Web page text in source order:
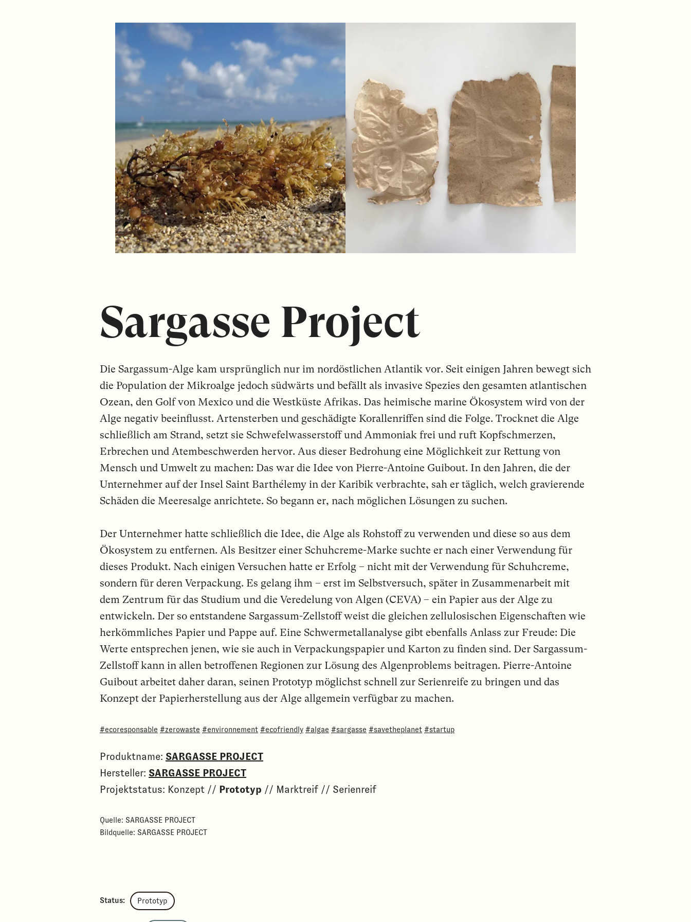
Sargasse Project
Die Sargassum-Alge kam ursprünglich nur im nordöstlichen Atlantik vor. Seit einigen Jahren bewegt sich
die Population der Mikroalge jedoch südwärts und befällt als invasive Spezies den gesamten atlantischen
Ozean, den Golf von Mexico und die Westküste Afrikas. Das heimische marine Ökosystem wird von der
Alge negativ beeinflusst. Artensterben und geschädigte Korallenriffen sind die Folge. Trocknet die Alge
schließlich am Strand, setzt sie Schwefelwasserstoff und Ammoniak frei und ruft Kopfschmerzen,
Erbrechen und Atembeschwerden hervor. Aus dieser Bedrohung eine Möglichkeit zur Rettung von
Mensch und Umwelt zu machen: Das war die Idee von Pierre-Antoine Guibout. In den Jahren, die der
Unternehmer auf der Insel Saint Barthélemy in der Karibik verbrachte, sah er täglich, welch gravierende
Schäden die Meeresalge anrichtete. So begann er, nach möglichen Lösungen zu suchen.
Der Unternehmer hatte schließlich die Idee, die Alge als Rohstoff zu verwenden und diese so aus dem
Ökosystem zu entfernen. Als Besitzer einer Schuhcreme-Marke suchte er nach einer Verwendung für
dieses Produkt. Nach einigen Versuchen hatte er Erfolg – nicht mit der Verwendung für Schuhcreme,
sondern für deren Verpackung. Es gelang ihm – erst im Selbstversuch, später in Zusammenarbeit mit
dem Zentrum für das Studium und die Veredelung von Algen (CEVA) – ein Papier aus der Alge zu
entwickeln. Der so entstandene Sargassum-Zellstoff weist die gleichen zellulosischen Eigenschaften wie
herkömmliches Papier und Pappe auf. Eine Schwermetallanalyse gibt ebenfalls Anlass zur Freude: Die
Werte entsprechen jenen, wie sie auch in Verpackungspapier und Karton zu finden sind. Der Sargassum-
Zellstoff kann in allen betroffenen Regionen zur Lösung des Algenproblems beitragen. Pierre-Antoine
Guibout arbeitet daher daran, seinen Prototyp möglichst schnell zur Serienreife zu bringen und das
Konzept der Papierherstellung aus der Alge allgemein verfügbar zu machen.
#ecoresponsable #zerowaste #environnement #ecofriendly #algae #sargasse #savetheplanet #startup
Produktname: SARGASSE PROJECT
Hersteller: SARGASSE PROJECT
Projektstatus: Konzept // Prototyp // Marktreif // Serienreif
Quelle: SARGASSE PROJECT
Bildquelle: SARGASSE PROJECT
Status: Prototyp